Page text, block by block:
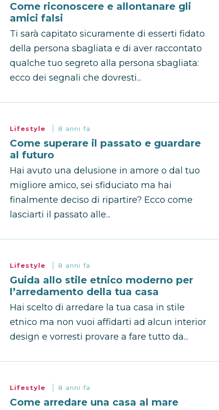
Come riconoscere e allontanare gli
amici falsi
Ti sarà capitato sicuramente di esserti fidato
della persona sbagliata e di aver raccontato
qualche tuo segreto alla persona sbagliata:
ecco dei segnali che dovresti...
Lifestyle 8 anni fa
Come superare il passato e guardare
al futuro
Hai avuto una delusione in amore o dal tuo
migliore amico, sei sfiduciato ma hai
finalmente deciso di ripartire? Ecco come
lasciarti il passato alle...
Lifestyle 8 anni fa
Guida allo stile etnico moderno per
l’arredamento della tua casa
Hai scelto di arredare la tua casa in stile
etnico ma non vuoi affidarti ad alcun interior
design e vorresti provare a fare tutto da...
Lifestyle 8 anni fa
Come arredare una casa al mare